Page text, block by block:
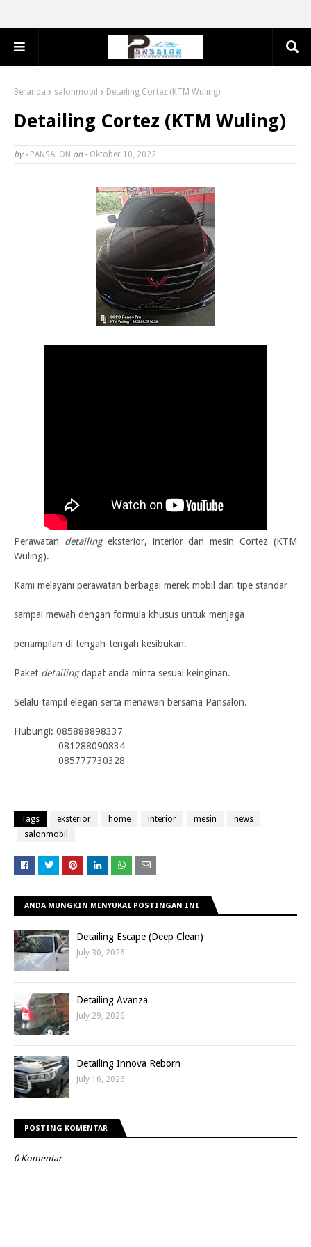
Beranda salonmobil Detailing Cortez (KTM Wuling)
Detailing Cortez (KTM Wuling)
by - PANSALON on - Oktober 10, 2022
Perawatan detailing eksterior, interior dan mesin Cortez (KTM
Wuling).
Kami melayani perawatan berbagai merek mobil dari tipe standar
sampai mewah dengan formula khusus untuk menjaga
penampilan di tengah-tengah kesibukan.
Paket detailing dapat anda minta sesuai keinginan.
Selalu tampil elegan serta menawan bersama Pansalon.
Hubungi: 085888898337
081288090834
085777730328
Tags eksterior home interior mesin
news
salonmobil
ANDA MUNGKIN MENYUKAI POSTINGAN INI
Detailing Escape (Deep Clean)
July 30, 2026
Detailing Avanza
July 29, 2026
Detailing Innova Reborn
July 16, 2026
POSTING KOMENTAR
0 Komentar